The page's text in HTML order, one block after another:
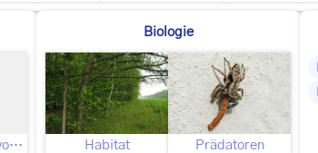
Beschreibung von John Curtis als Hybernia defoliaria
Biologie
Habitat Prädatoren